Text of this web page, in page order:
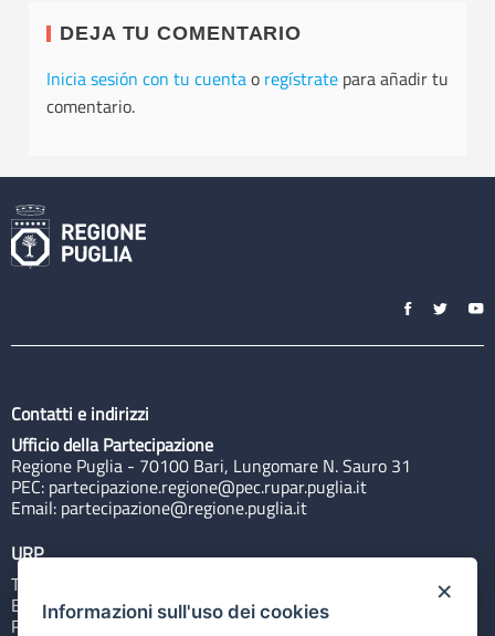
DEJA TU COMENTARIO
Inicia sesión con tu cuentao regístrate para añadir tu
comentario.
Contatti e indirizzi
Ufficio della Partecipazione
Regione Puglia - 70100 Bari, Lungomare N. Sauro 31
PEC: partecipazione.regione@pec.rupar.puglia.it
Email: partecipazione@regione.puglia.it
URP
Tel: 800713939
Email:quiregione@regione.puglia.it
Rubrica
×
Informazioni sull'uso dei cookies